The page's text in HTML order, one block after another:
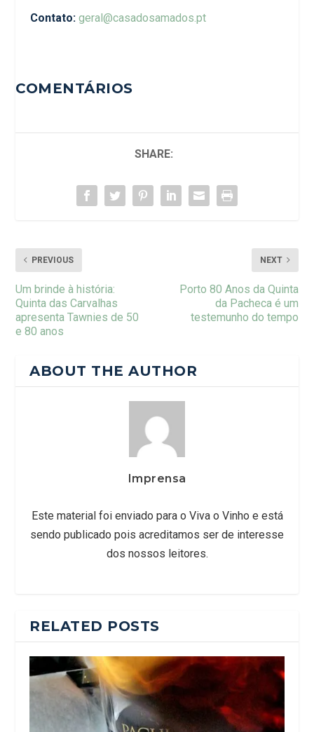
Contato: geral@casadosamados.pt
COMENTÁRIOS
SHARE:
PREVIOUS
Um brinde à história:
Quinta das Carvalhas
apresenta Tawnies de 50
e 80 anos
NEXT
Porto 80 Anos da Quinta
da Pacheca é um
testemunho do tempo
ABOUT THE AUTHOR
Imprensa
Este material foi enviado para o Viva o Vinho e está
sendo publicado pois acreditamos ser de interesse
dos nossos leitores.
RELATED POSTS